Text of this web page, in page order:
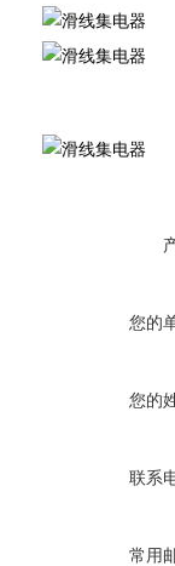
您的
您的
联系
常用